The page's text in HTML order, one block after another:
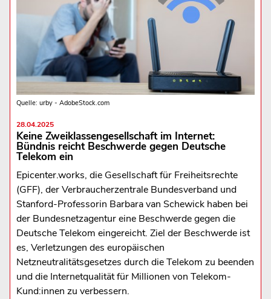
Quelle: urby - AdobeStock.com
28.04.2025
Keine Zweiklassengesellschaft im Internet:
Bündnis reicht Beschwerde gegen Deutsche
Telekom ein
Epicenter.works, die Gesellschaft für Freiheitsrechte
(GFF), der Verbraucherzentrale Bundesverband und
Stanford-Professorin Barbara van Schewick haben bei
der Bundesnetzagentur eine Beschwerde gegen die
Deutsche Telekom eingereicht. Ziel der Beschwerde ist
es, Verletzungen des europäischen
Netzneutralitätsgesetzes durch die Telekom zu beenden
und die Internetqualität für Millionen von Telekom-
Kund:innen zu verbessern.